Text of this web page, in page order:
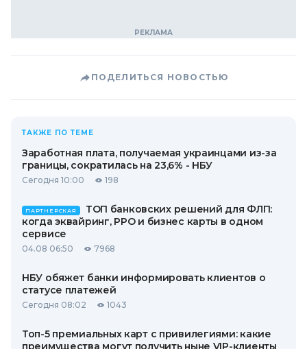
ПОДЕЛИТЬСЯ НОВОСТЬЮ
ТАКЖЕ ПО ТЕМЕ
Заработная плата, получаемая украинцами из-за
границы, сократилась на 23,6% - НБУ
Сегодня 10:00 198
ПАРТНЕРСКАЯ
ТОП банковских решений для ФЛП:
когда эквайринг, РРО и бизнес карты в одном
сервисе
04.08 06:50 7968
НБУ обяжет банки информировать клиентов о
статусе платежей
Сегодня 08:02 1043
Топ-5 премиальных карт с привилегиями: какие
преимущества могут получить ныне VIP-клиенты